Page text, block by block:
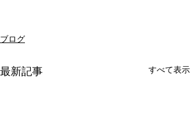
ブログ
最新記事 すべて表示